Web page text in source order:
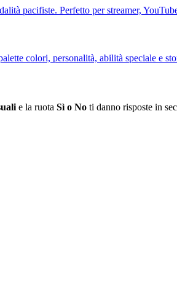
pacifiste. Perfetto per streamer,
colori, personalità, abilità speciale e
e la ruota Sì o No ti danno risposte in